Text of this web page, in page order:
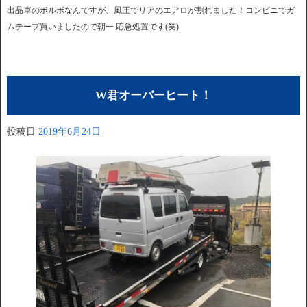
出品車のボルボなんですが、風圧でリアのエアロが割れました！コンビニでガ
ムテープ買いましたので朝一 応急処置です(笑)
W君オーバーヒート！
投稿日 2019年6月24日